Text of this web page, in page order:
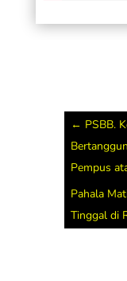
← PSBB.
Pempus
Pahala
Tinggal di